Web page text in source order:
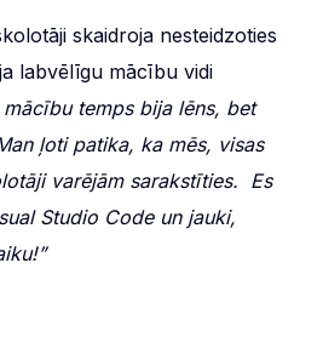
skaidroja nesteidzoties
labvēlīgu mācību vidi
mācību temps bija lēns, bet
ļoti patika, ka mēs, visas
varējām sarakstīties. Es
Studio Code un jauki,